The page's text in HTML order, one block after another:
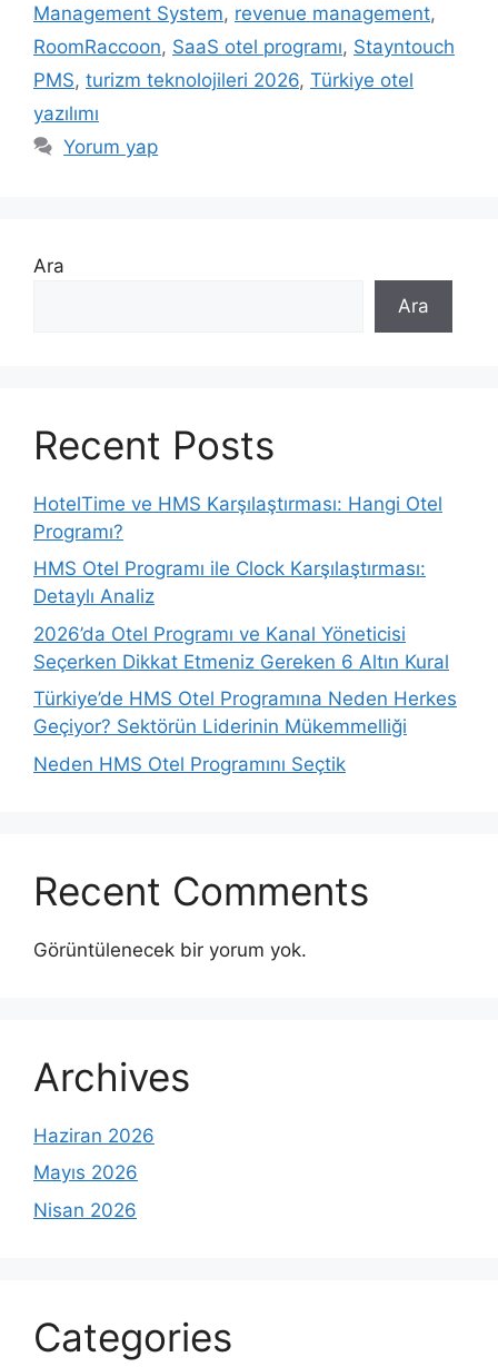
Management System, revenue management,
RoomRaccoon, SaaS otel programı, Stayntouch
PMS, turizm teknolojileri 2026, Türkiye otel
yazılımı
Yorum yap
Ara
Ara
Recent Posts
HotelTime ve HMS Karşılaştırması: Hangi Otel
Programı?
HMS Otel Programı ile Clock Karşılaştırması:
Detaylı Analiz
2026’da Otel Programı ve Kanal Yöneticisi
Seçerken Dikkat Etmeniz Gereken 6 Altın Kural
Türkiye’de HMS Otel Programına Neden Herkes
Geçiyor? Sektörün Liderinin Mükemmelliği
Neden HMS Otel Programını Seçtik
Recent Comments
Görüntülenecek bir yorum yok.
Archives
Haziran 2026
Mayıs 2026
Nisan 2026
Categories